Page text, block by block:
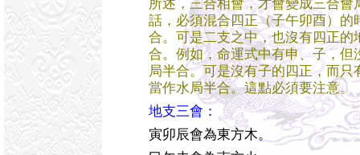
所述，三合相會，才會變成三合會
話，必須混合四正（子午卯酉）的
合。可是二支之中，也沒有四正的
合。例如，命運式中有申、子，但
局半合。可是沒有子的四正，而只
當作水局半合。這點必須要注意。
地支三會：
寅卯辰會為東方木。